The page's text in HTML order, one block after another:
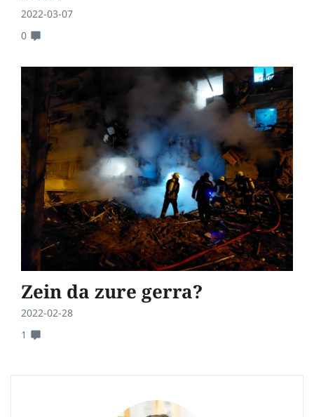
2022-03-07
0
Zein da zure gerra?
2022-02-28
1